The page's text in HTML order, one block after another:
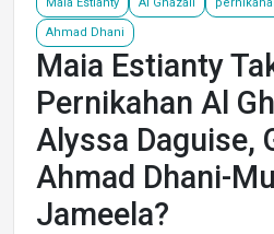
Ahmad Dhani
Maia Estianty
Pernikahan Al
Alyssa Daguise,
Ahmad Dhani-
Jameela?